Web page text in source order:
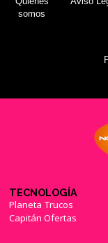
somos
TECNOLOGÍA
Planeta Trucos
Capitán Ofertas